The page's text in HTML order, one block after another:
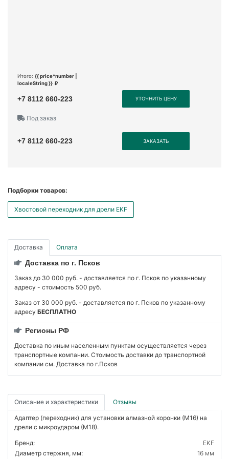
Итого: {{ price*number |
localeString }}
+7 8112 660-223 УТОЧНИТЬ ЦЕНУ
Под заказ
+7 8112 660-223 ЗАКАЗАТЬ
Подборки товаров:
Хвостовой переходник для дрели EKF
Доставка Оплата
Доставка по г. Псков
Заказ до 30 000 руб. - доставляется по г. Псков по указанному
адресу - стоимость 500 руб.
Заказ от 30 000 руб. - доставляется по г. Псков по указанному
адресу БЕСПЛАТНО
Регионы РФ
Доставка по иным населенным пунктам осуществляется через
транспортные компании. Стоимость доставки до транспортной
компании см. Доставка по г.Псков
Описание и характеристики Отзывы
Адаптер (переходник) для установки алмазной коронки (М16) на
дрели с микроударом (М18).
Бренд:
EKF
Диаметр стержня, мм:
16 мм